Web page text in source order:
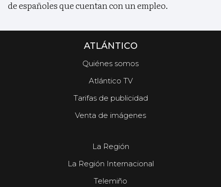
de españoles que cuentan con un empleo.
ATLÁNTICO
Quiénes somos
Atlántico TV
Tarifas de publicidad
Venta de imágenes
La Región
La Región Internacional
Telemiño